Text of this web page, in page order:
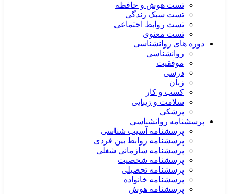
تست هوش و حافظه
تست سبک زندگی
تست روابط اجتماعی
تست معنوی
دوره های روانشناسی
روانشناسی
موفقیت
درسی
زبان
کسب و کار
سلامت و زیبایی
پزشکی
پرسشنامه روانشناسی
پرسشنامه آسیب شناسی
پرسشنامه روابط بین فردی
پرسشنامه سازمانی شغلی
پرسشنامه شخصیت
پرسشنامه تحصیلی
پرسشنامه خانواده
پرسشنامه هوش